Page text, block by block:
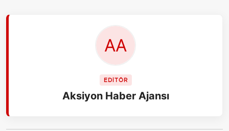
EDİTÖR
Aksiyon Haber Ajansı